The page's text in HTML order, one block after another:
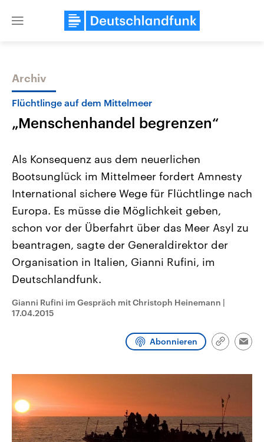
Close
Themen
Landtagswahl Sachsen-Anhalt
2026
Alle Informationen
Sachsen-Anhalt wählt am 6.
September 2026 einen neuen
Landtag. Seit 2021 wird das
Bundesland von einer Koalition aus
Umfragen, Prognosen,
und Hintergründe zu den Parteien
und Kandidaten der anstehenden
Wahl.
USA
Aktuelle Beiträge,
Hintergründe
Wirtschaftlich und
gehören die Vereinigten
mit großem Einfluss auf
Sendungen Programm Podcasts
Archiv
Flüchtlinge auf dem Mittelmeer
„Menschenhandel begrenzen“
Als Konsequenz aus dem neuerlichen
Bootsunglück im Mittelmeer fordert Amnesty
International sichere Wege für Flüchtlinge nach
Europa. Es müsse die Möglichkeit geben,
schon vor der Überfahrt über das Meer Asyl zu
beantragen, sagte der Generaldirektor der
Organisation in Italien, Gianni Rufini, im
Deutschlandfunk.
Gianni Rufini im Gespräch mit Christoph Heinemann |
17.04.2015
Abonnieren
Link